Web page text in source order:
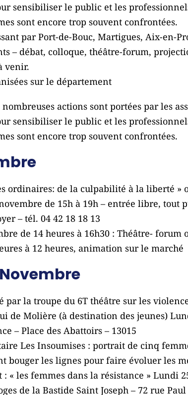
sensibiliser le public et les
sont encore trop souvent confrontées.
par Port-de-Bouc, Martigues, Aix-en-
– débat, colloque, théâtre-forum,
venir.
sur le département
actions sont portées par les
sensibiliser le public et les
sont encore trop souvent confrontées.
ordinaires: de la culpabilité à la liberté »
de 15h à 19h – entrée libre, tout
– tél. 04 42 18 18 13
de 14 heures à 16h30 : Théâtre-
à 12 heures, animation sur le marché
la troupe du 6T théâtre sur les
de Molière (à destination des jeunes)
– Place des Abattoirs – 13015
Les Insoumises : portrait de cinq
bouger les lignes pour faire évoluer les
« les femmes dans la résistance » Lundi
de la Bastide Saint Joseph – 72 rue